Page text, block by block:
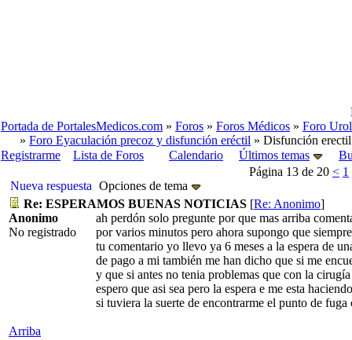
Portada de PortalesMedicos.com » Foros » Foros Médicos » Foro
» Foro Eyaculación precoz y disfunción eréctil » Disfunción
Registrarme
Lista de Foros Calendario Últimos temas
Página 13 de 20 < 1
Nueva respuesta Opciones de tema
Re: ESPERAMOS BUENAS NOTICIAS [Re: Anonimo]
Anonimo
No registrado
ah perdón solo pregunte por que mas arriba
por varios minutos pero ahora supongo que
tu comentario yo llevo ya 6 meses a la espera de
de pago a mi también me han dicho que si me
y que si antes no tenia problemas que con la
espero que asi sea pero la espera e me esta
si tuviera la suerte de encontrarme el punto de
Arriba